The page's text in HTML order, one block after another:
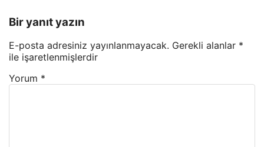
Bir yanıt yazın
E-posta adresiniz yayınlanmayacak. Gerekli alanlar *
ile işaretlenmişlerdir
Yorum *